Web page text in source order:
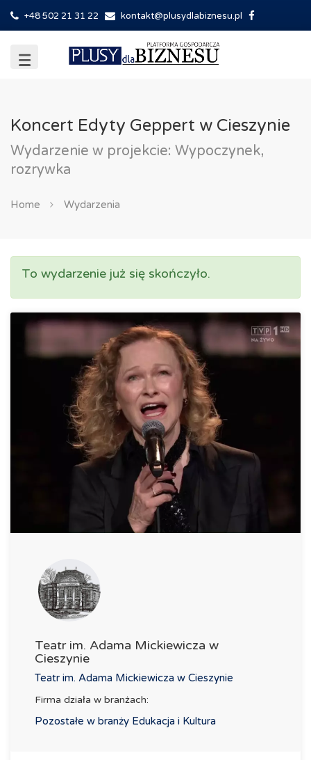
+48 502 21 31 22 kontakt@plusydlabiznesu.pl
Koncert Edyty Geppert w Cieszynie
Wydarzenie w projekcie: Wypoczynek,
rozrywka
Home Wydarzenia
To wydarzenie już się skończyło.
Teatr im. Adama Mickiewicza w
Cieszynie
Teatr im. Adama Mickiewicza w Cieszynie
Firma działa w branżach:
Pozostałe w branży Edukacja i Kultura